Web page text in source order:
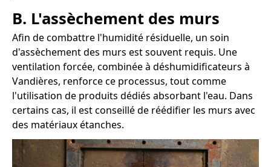
B. L'assèchement des murs
Afin de combattre l'humidité résiduelle, un soin
d'assèchement des murs est souvent requis. Une
ventilation forcée, combinée à déshumidificateurs à
Vandières, renforce ce processus, tout comme
l'utilisation de produits dédiés absorbant l'eau. Dans
certains cas, il est conseillé de réédifier les murs avec
des matériaux étanches.